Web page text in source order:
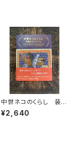
中世ネコのくらし 装飾
写本でたどる
¥2,640